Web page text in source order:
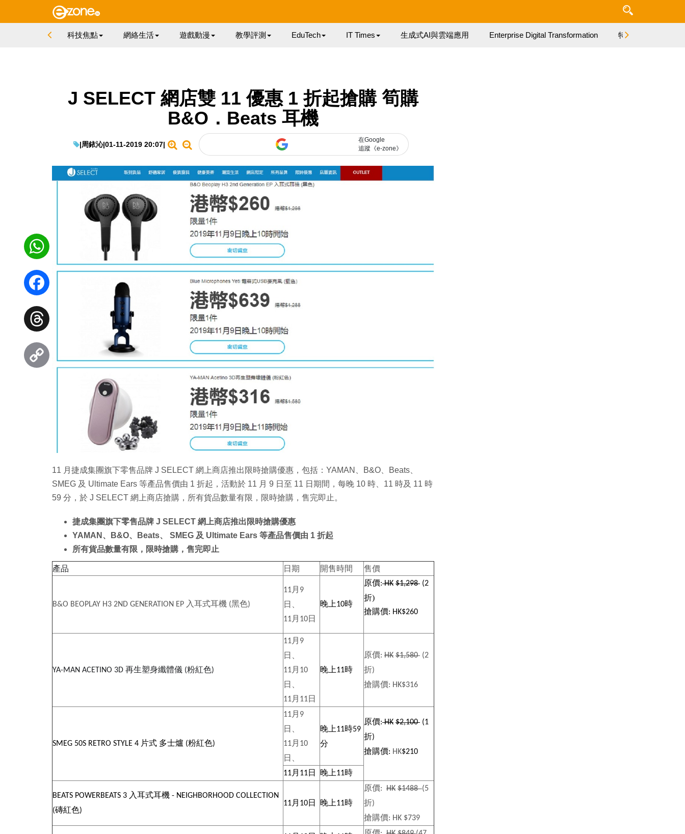
科技焦點 網絡生活 遊戲動漫 教學評測 EduTech IT Times 生成式AI與雲端應用 Enterprise Digital Transformation 特集
J SELECT 網店雙 11 優惠 1 折起搶購 筍購
B&O．Beats 耳機
|周銥沁|01-11-2019 20:07|
在Google
追蹤《e-zone》
11 月捷成集團旗下零售品牌 J SELECT 網上商店推出限時搶購優惠，包括：YAMAN、B&O、Beats、
SMEG 及 Ultimate Ears 等產品售價由 1 折起，活動於 11 月 9 日至 11 日期間，每晚 10 時、11 時及 11 時
59 分，於 J SELECT 網上商店搶購，所有貨品數量有限，限時搶購，售完即止。
捷成集團旗下零售品牌 J SELECT 網上商店推出限時搶購優惠
YAMAN、B&O、Beats、 SMEG 及 Ultimate Ears 等產品售價由 1 折起
所有貨品數量有限，限時搶購，售完即止
產品 日期 開售時間 售價
B&O BEOPLAY H3 2ND GENERATION EP 入耳式耳機 (黑色)
11月 9
日、
11月 10日
晚上10時
原價:HK $1,298 (2
折)
搶購價: HK$260
YA-MAN ACETINO 3D 再生塑身纖體儀 (粉紅色)
11月 9
日、
11月 10
日、
11月 11日
晚上11時
原價: HK $1,580 (2
折)
搶購價: HK$316
SMEG 50S RETRO STYLE 4 片式 多士爐 (粉紅色)
11月 9
日、
11月 10
日、
晚上11時59
分
原價:HK $2,100 (1
折)
搶購價: HK$210
11月 11日 晚上11時
BEATS POWERBEATS 3 入耳式耳機 - NEIGHBORHOOD COLLECTION
(磚紅色)
11月 10日 晚上11時
原價: HK $1488(5
折)
搶購價: HK $739
WhatsApp
Facebook
Threads